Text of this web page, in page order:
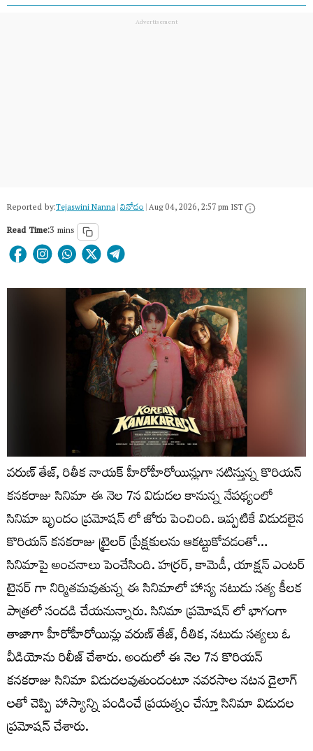
Reported by:Tejaswini Nanna|వినోదం|Aug 04, 2026, 2:57 pm IST
Read Time:3 mins
వరుణ్ తేజ్, రితీక నాయక్ హీరోహీరోయిన్లుగా నటిస్తున్న కొరియన్
కనకరాజు సినిమా ఈ నెల 7న విడుదల కానున్న నేపథ్యంలో
సినిమా బృందం ప్రమోషన్ లో జోరు పెంచింది. ఇప్పటికే విడుదలైన
కొరియన్ కనకరాజు ట్రైలర్ ప్రేక్షకులను ఆకట్టుకోవడంతో…
సినిమాపై అంచనాలు పెంచేసింది. హర్రర్, కామెడీ, యాక్షన్ ఎంటర్
టైనర్ గా నిర్మితమవుతున్న ఈ సినిమాలో హాస్య నటుడు సత్య కీలక
పాత్రలో సందడి చేయనున్నారు. సినిమా ప్రమోషన్ లో భాగంగా
తాజాగా హీరోహీరోయిన్లు వరుణ్ తేజ్, రీతిక, నటుడు సత్యలు ఓ
వీడియోను రిలీజ్ చేశారు. అందులో ఈ నెల 7న కొరియన్
కనకరాజు సినిమా విడుదలవుతుందంటూ నవరసాల నటన డైలాగ్
లతో చెప్పి హాస్యాన్ని పండించే ప్రయత్నం చేస్తూ సినిమా విడుదల
ప్రమోషన్ చేశారు.